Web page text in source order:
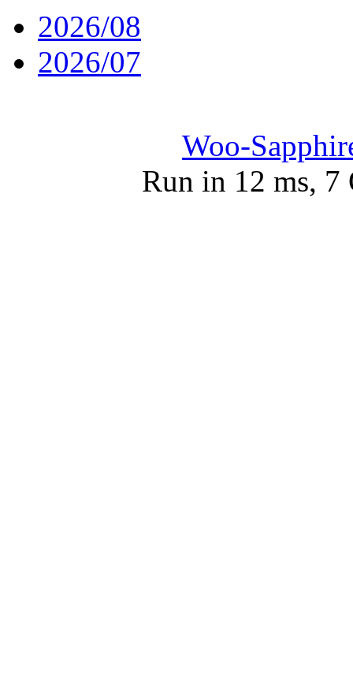
2026/08
2026/07
Woo-
Run in 12 ms, 7